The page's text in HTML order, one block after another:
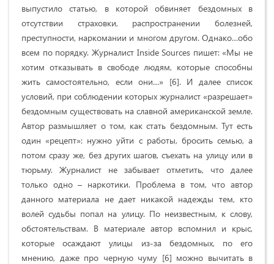
выпустило статью, в которой обвиняет бездомных в
отсутствии страховки, распространении болезней,
преступности, наркомании и многом другом. Однако…обо
всем по порядку. Журналист Inside Sources пишет: «Мы не
хотим отказывать в свободе людям, которые способны
жить самостоятельно, если они…» [6]. И далее список
условий, при соблюдении которых журналист «разрешает»
бездомным существовать на славной американской земле.
Автор размышляет о том, как стать бездомным. Тут есть
один «рецепт»: нужно уйти с работы, бросить семью, а
потом сразу же, без других шагов, съехать на улицу или в
тюрьму. Журналист не забывает отметить, что далее
только одно – наркотики. Проблема в том, что автор
данного материала не дает никакой надежды тем, кто
волей судьбы попал на улицу. По неизвестным, к слову,
обстоятельствам. В материале автор вспомнил и крыс,
которые осаждают улицы из-за бездомных, по его
мнению, даже про черную чуму [6] можно вычитать в